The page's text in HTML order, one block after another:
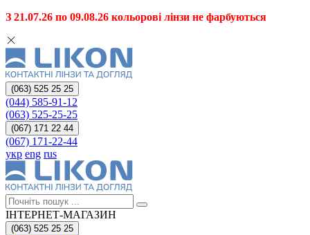
З 21.07.26 по 09.08.26 кольорові лінзи не фарбуються
(063) 525 25 25
(044) 585-91-12
(063) 525-25-25
(067) 171 22 44
(067) 171-22-44
укр eng rus
ІНТЕРНЕТ-МАГАЗИН
(063) 525 25 25